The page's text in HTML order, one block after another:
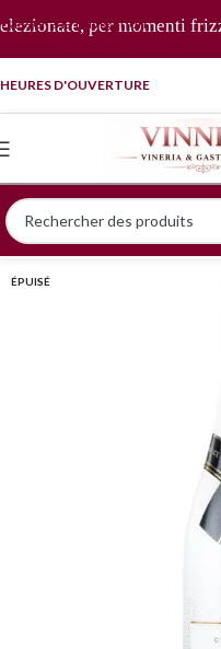
per momenti
Passer à la navigation
HEURES D'OUVERTURE
ÉPUISÉ